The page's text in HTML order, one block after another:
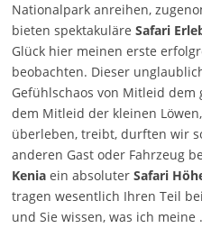
Nationalpark anreihen,
bieten spektakuläre Safari
Glück hier meinen erste
beobachten. Dieser
Gefühlschaos von Mitleid
dem Mitleid der kleinen
überleben, treibt, durften wir
anderen Gast oder Fahrzeug
Keniaein absoluter Safari
tragen wesentlich Ihren Teil
und Sie wissen, was ich